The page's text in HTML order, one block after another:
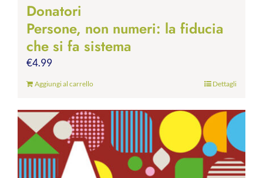
Donatori
Persone, non numeri: la fiducia
che si fa sistema
€4.99
Aggiungi al carrello Dettagli